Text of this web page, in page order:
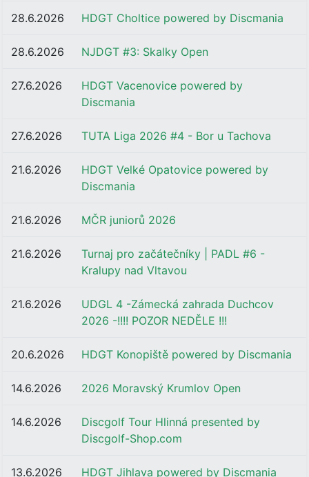
28.6.2026 HDGT Choltice powered by Discmania
28.6.2026 NJDGT #3: Skalky Open
27.6.2026
HDGT Vacenovice powered by
Discmania
27.6.2026 TUTA Liga 2026 #4 - Bor u Tachova
21.6.2026
HDGT Velké Opatovice powered by
Discmania
21.6.2026 MČR juniorů 2026
21.6.2026
Turnaj pro začátečníky | PADL #6 -
Kralupy nad Vltavou
21.6.2026
UDGL 4 -Zámecká zahrada Duchcov
2026 -!!!! POZOR NEDĚLE !!!
20.6.2026 HDGT Konopiště powered by Discmania
14.6.2026 2026 Moravský Krumlov Open
14.6.2026
Discgolf Tour Hlinná presented by
Discgolf-Shop.com
13.6.2026 HDGT Jihlava powered by Discmania